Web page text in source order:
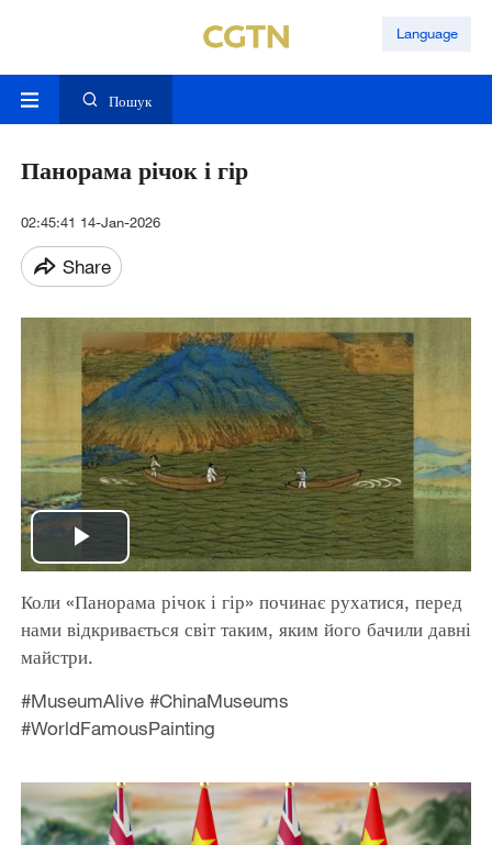
Language
Пошук
Панорама річок і гір
02:45:41 14-Jan-2026
Share
Play
Video
Коли «Панорама річок і гір» починає рухатися, перед
нами відкривається світ таким, яким його бачили давні
майстри.
#MuseumAlive #ChinaMuseums
#WorldFamousPainting